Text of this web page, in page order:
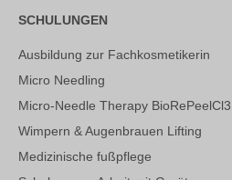
SCHULUNGEN
Ausbildung zur Fachkosmetikerin
Micro Needling
Micro-Needle Therapy BioRePeelCl3
Wimpern & Augenbrauen Lifting
Medizinische fußpflege